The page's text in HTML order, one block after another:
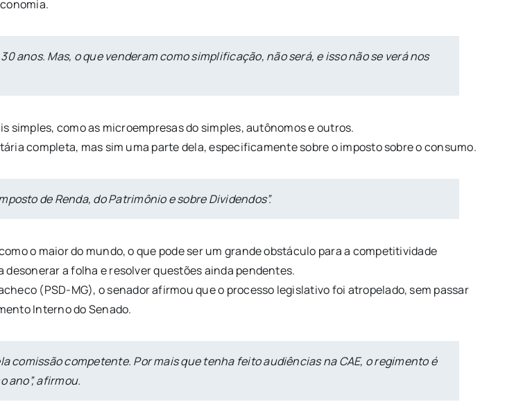
anos. Mas, o que venderam como simplificação, não será, e isso não se verá nos
simples, como as microempresas do simples, autônomos e outros.
completa, mas sim uma parte dela, especificamente sobre o imposto sobre o consumo.
de Renda, do Patrimônio e sobre Dividendos”.
o maior do mundo, o que pode ser um grande obstáculo para a competitividade
a folha e resolver questões ainda pendentes.
(PSD-MG), o senador afirmou que o processo legislativo foi atropelado, sem passar
Interno do Senado.
comissão competente. Por mais que tenha feito audiências na CAE, o regimento é
ano”, afirmou.